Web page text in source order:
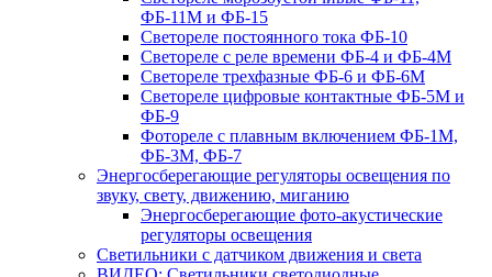
ФБ-11М и ФБ-15
Светореле постоянного тока ФБ-10
Светореле с реле времени ФБ-4 и ФБ-4М
Светореле трехфазные ФБ-6 и ФБ-6М
Светореле цифровые контактные ФБ-5М и
ФБ-9
Фотореле с плавным включением ФБ-1М,
ФБ-3М, ФБ-7
Энергосберегающие регуляторы освещения по
звуку, свету, движению, миганию
Энергосберегающие фото-акустические
регуляторы освещения
Светильники с датчиком движения и света